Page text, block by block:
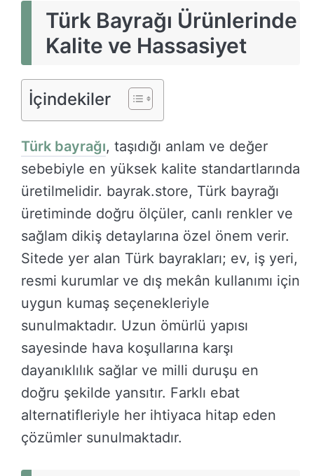
Türk Bayrağı Ürünlerinde
Kalite ve Hassasiyet
İçindekiler
Türk bayrağı, taşıdığı anlam ve değer
sebebiyle en yüksek kalite standartlarında
üretilmelidir. bayrak.store, Türk bayrağı
üretiminde doğru ölçüler, canlı renkler ve
sağlam dikiş detaylarına özel önem verir.
Sitede yer alan Türk bayrakları; ev, iş yeri,
resmi kurumlar ve dış mekân kullanımı için
uygun kumaş seçenekleriyle
sunulmaktadır. Uzun ömürlü yapısı
sayesinde hava koşullarına karşı
dayanıklılık sağlar ve milli duruşu en
doğru şekilde yansıtır. Farklı ebat
alternatifleriyle her ihtiyaca hitap eden
çözümler sunulmaktadır.